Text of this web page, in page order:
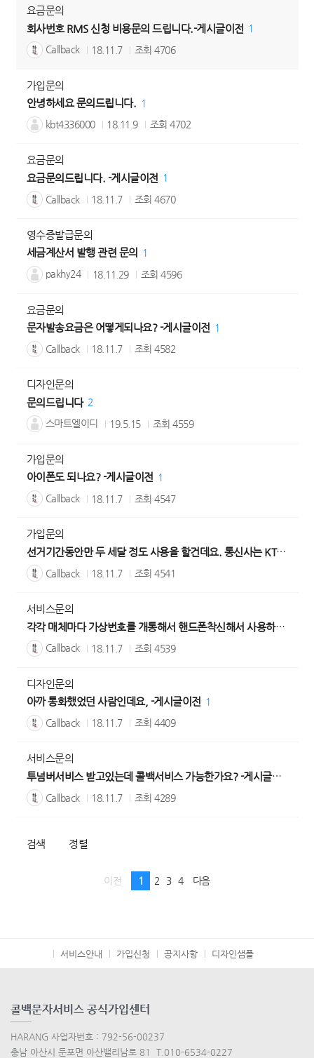
요금문의
회사번호 RMS 신청 비용문의 드립니다.-게시글이전
1
Callback 18.11.7 조회4706
가입문의
안녕하세요 문의드립니다. 1
kbt4336000 18.11.9 조회4702
요금문의
요금문의드립니다. -게시글이전
1
Callback 18.11.7 조회4670
영수증발급문의
세금계산서 발행 관련 문의
1
pakhy24 18.11.29 조회4596
요금문의
문자발송요금은 어떻게되나요? -게시글이전
1
Callback 18.11.7 조회4582
디자인문의
문의드립니다 2
스마트엘이디 19.5.15 조회4559
가입문의
아이폰도 되나요? -게시글이전
1
Callback 18.11.7 조회4547
가입문의
선거기간동안만 두 세달 정도 사용을 할건데요. 통신사는 KT구요. 문자발송만이용하는거욤 -게시글이전
Callback 18.11.7 조회4541
서비스문의
각각 매체마다 가상번호를 개통해서 핸드폰착신해서 사용하고 있습니다. -게시글이전
Callback 18.11.7 조회4539
디자인문의
아까 통화했었던 사람인데요, -게시글이전
1
Callback 18.11.7 조회4409
서비스문의
투넘버서비스 받고있는데 콜백서비스 가능한가요? -게시글이전
Callback 18.11.7 조회4289
검색 정렬
이전 1 2 3 4 다음
서비스안내 가입신청 공지사항 디자인샘플
콜백문자서비스 공식가입센터
HARANG 사업자번호 : 792-56-00237
충남 아산시 둔포면 아산밸리남로 81 T.010-6534-0227